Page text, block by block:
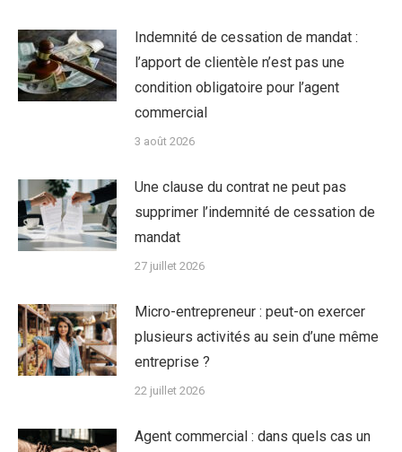
Indemnité de cessation de mandat :
l’apport de clientèle n’est pas une
condition obligatoire pour l’agent
commercial
3 août 2026
Une clause du contrat ne peut pas
supprimer l’indemnité de cessation de
mandat
27 juillet 2026
Micro-entrepreneur : peut-on exercer
plusieurs activités au sein d’une même
entreprise ?
22 juillet 2026
Agent commercial : dans quels cas un